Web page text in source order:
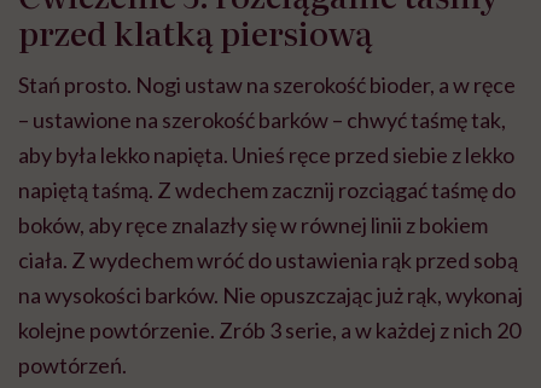
przed klatką piersiową
Stań prosto. Nogi ustaw na szerokość bioder, a w ręce
– ustawione na szerokość barków – chwyć taśmę tak,
aby była lekko napięta. Unieś ręce przed siebie z lekko
napiętą taśmą. Z wdechem zacznij rozciągać taśmę do
boków, aby ręce znalazły się w równej linii z bokiem
ciała. Z wydechem wróć do ustawienia rąk przed sobą
na wysokości barków. Nie opuszczając już rąk, wykonaj
kolejne powtórzenie. Zrób 3 serie, a w każdej z nich 20
powtórzeń.